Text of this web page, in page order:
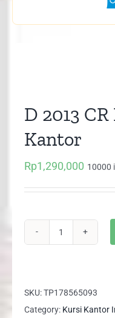
D 2013
Kantor
Rp1,290,000 10000
Indachi
Kursi
SKU:TP178565093
Category: Kursi Kantor